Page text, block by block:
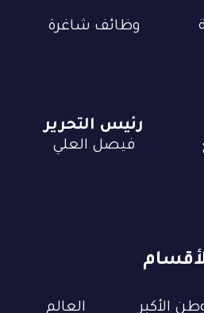
وظائف شاغرة
الأكبر العالم
رئيس التحرير
فيصل العلي